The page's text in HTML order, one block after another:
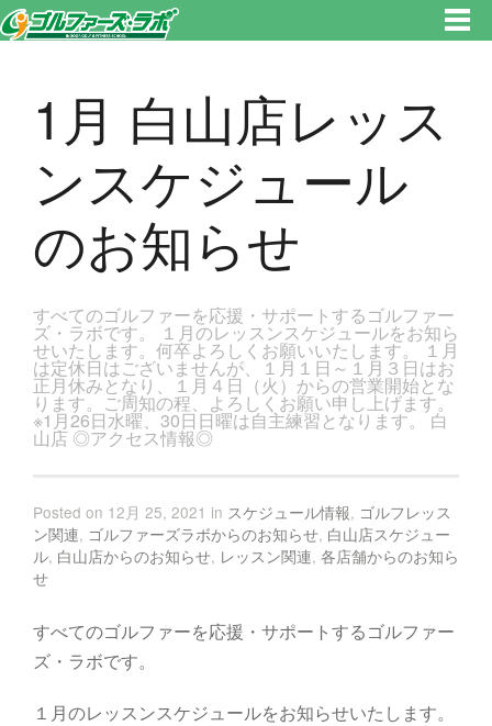
宿区、若松河田で気軽にゴルフレッスン！
1月 白山店レッス
ンスケジュール
のお知らせ
すべてのゴルファーを応援・サポートするゴルファー
ズ・ラボです。 １月のレッスンスケジュールをお知ら
せいたします。何卒よろしくお願いいたします。 １月
は定休日はございませんが、１月１日～１月３日はお
正月休みとなり、１月４日（火）からの営業開始とな
ります。ご周知の程、よろしくお願い申し上げます。
※1月26日水曜、30日日曜は自主練習となります。 白
山店 ◎アクセス情報◎
Posted on 12月 25, 2021 in スケジュール情報, ゴルフレッス
ン関連, ゴルファーズラボからのお知らせ, 白山店スケジュー
ル, 白山店からのお知らせ, レッスン関連, 各店舗からのお知ら
せ
すべてのゴルファーを応援・サポートするゴルファー
ズ・ラボです。
１月のレッスンスケジュールをお知らせいたします。